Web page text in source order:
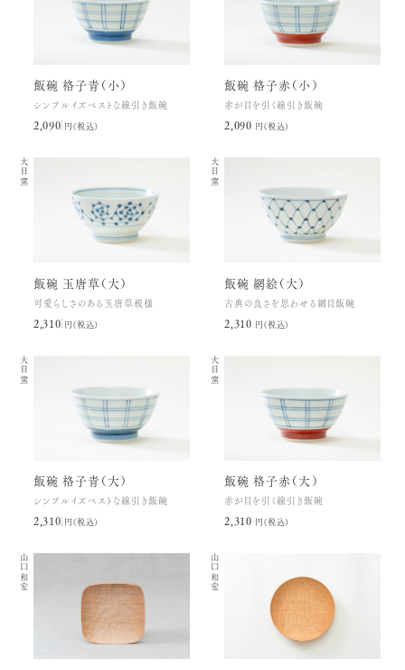
飯碗 格子青（小）
シンプルイズベストな線引き飯碗
2,090円(税込)
飯碗 格子赤（小）
赤が目を引く線引き飯碗
2,090円(税込)
大日窯
飯碗 玉唐草（大）
可愛らしさのある玉唐草模様
2,310円(税込)
大日窯
飯碗 網絵（大）
古典の良さを思わせる網目飯碗
2,310円(税込)
大日窯
飯碗 格子青（大）
シンプルイズベストな線引き飯碗
2,310円(税込)
大日窯
飯碗 格子赤（大）
赤が目を引く線引き飯碗
2,310円(税込)
山口和宏 山口和宏